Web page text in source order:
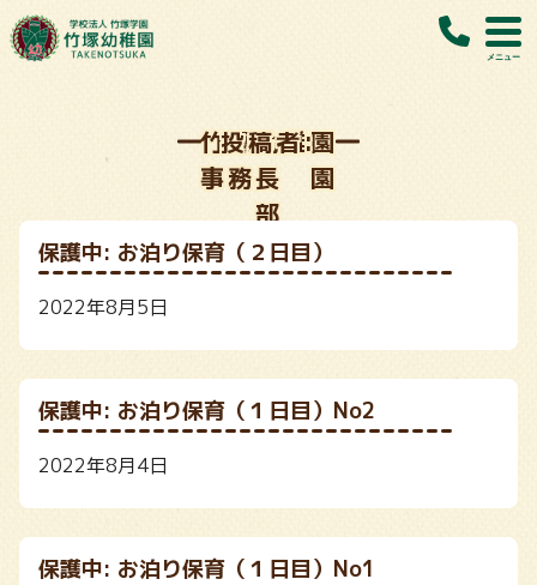
Skip
to
content
投稿者:
竹塚幼稚園
事務長 園
部
保護中: お泊り保育（２日目）
2022年8月5日
保護中: お泊り保育（１日目）No2
2022年8月4日
保護中: お泊り保育（１日目）No1